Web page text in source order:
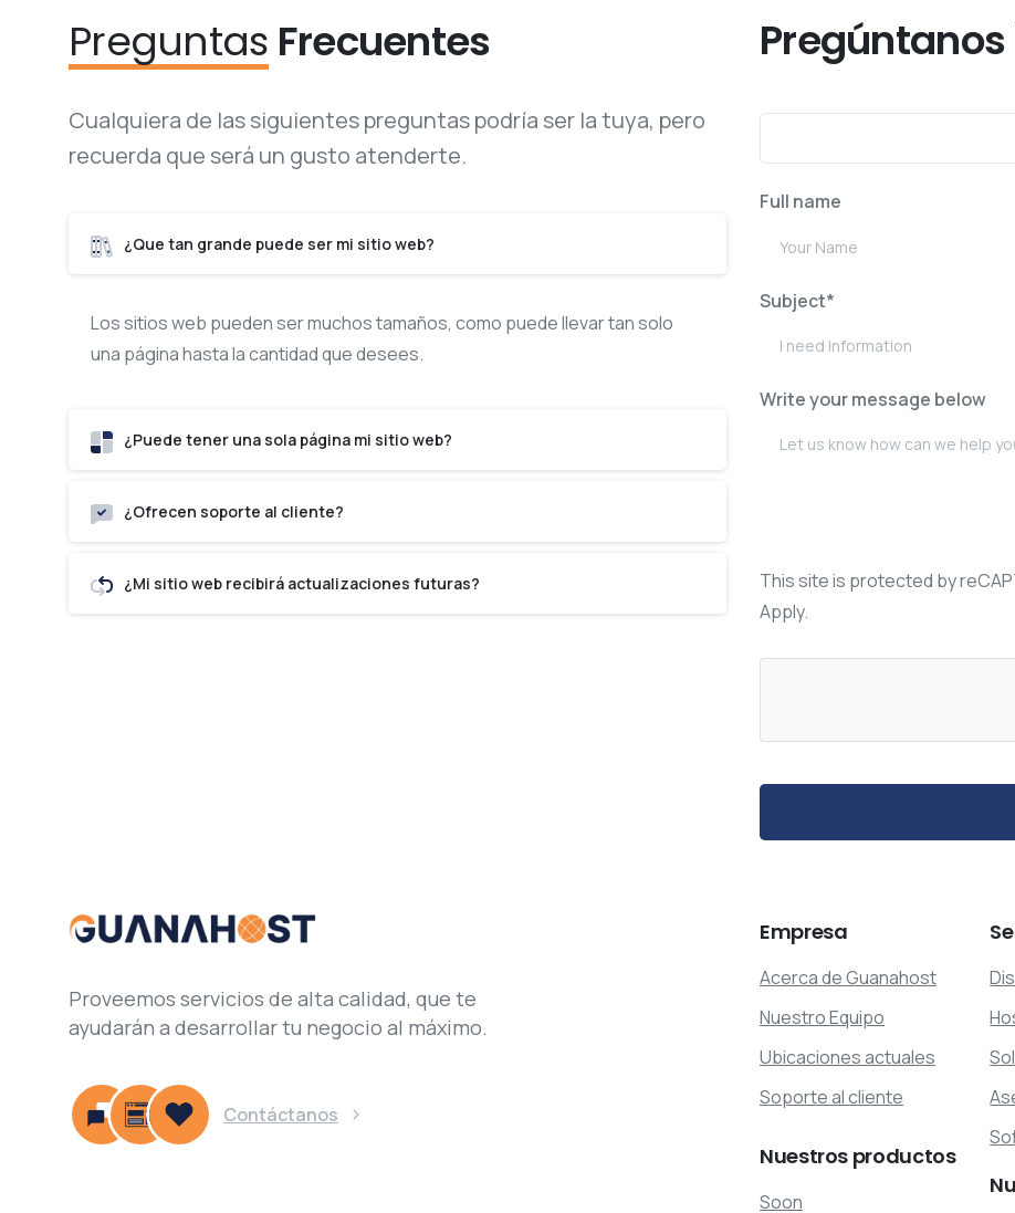
Preguntas Frecuentes
Cualquiera de las siguientes preguntas podría ser la tuya, pero
recuerda que será un gusto atenderte.
¿Que tan grande puede ser mi sitio web?
Los sitios web pueden ser muchos tamaños, como puede llevar tan solo
una página hasta la cantidad que desees.
¿Puede tener una sola página mi sitio web?
¿Ofrecen soporte al cliente?
¿Mi sitio web recibirá actualizaciones futuras?
Full name
Subject*
Write your message below
This site is protected by
Apply.
Proveemos servicios de alta calidad, que te
ayudarán a desarrollar tu negocio al máximo.
Contáctanos
Empresa
Acerca de Guanahost
Nuestro Equipo
Ubicaciones actuales
Soporte al cliente
Nuestros productos
Soon